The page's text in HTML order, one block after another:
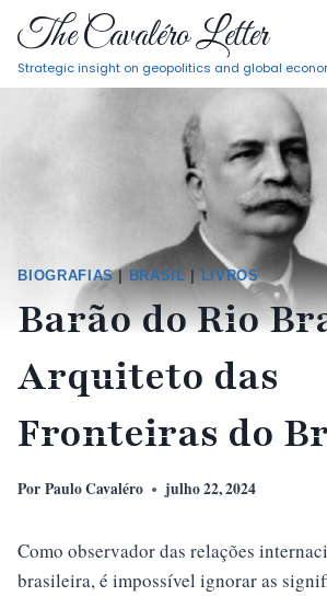
Pular
paraThe Cavaléro Letter
Strategic insight on geopolitics and global
BIOGRAFIAS| BRASIL LIVROS
Barão do Rio
Arquiteto das
Fronteiras do
Por Paulo Cavaléro julho 22, 2024
Como observador das relações
brasileira, é impossível ignorar as